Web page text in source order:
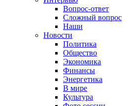
Вопрос-ответ
Сложный вопрос
Наши
Новости
Политика
Общество
Экономика
Финансы
Энергетика
В мире
Культура